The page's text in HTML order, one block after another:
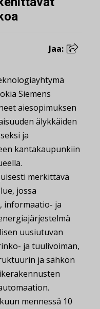
Jaa:
Siemens
aiesopimuksen
älykkäiden
ja
kantakaupunkiin
merkittävä
jossa
informaatio- ja
uusiutuvan
ja tuulivoiman,
ja sähkön
mennessä 10